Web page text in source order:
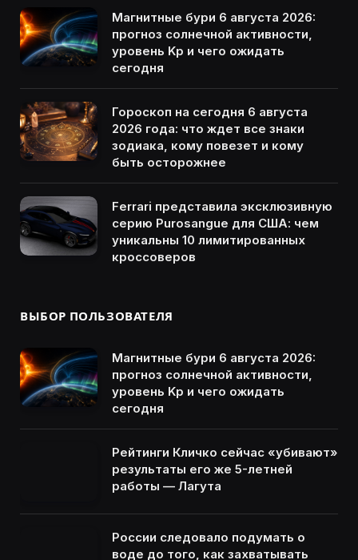
Магнитные бури 6 августа 2026:
прогноз солнечной активности,
уровень Kp и чего ожидать
сегодня
Гороскоп на сегодня 6 августа
2026 года: что ждет все знаки
зодиака, кому повезет и кому
быть осторожнее
Ferrari представила эксклюзивную
серию Purosangue для США: чем
уникальны 10 лимитированных
кроссоверов
ВЫБОР ПОЛЬЗОВАТЕЛЯ
Магнитные бури 6 августа 2026:
прогноз солнечной активности,
уровень Kp и чего ожидать
сегодня
Рейтинги Кличко сейчас «убивают»
результаты его же 5-летней
работы — Лагута
России следовало подумать о
воде до того, как захватывать